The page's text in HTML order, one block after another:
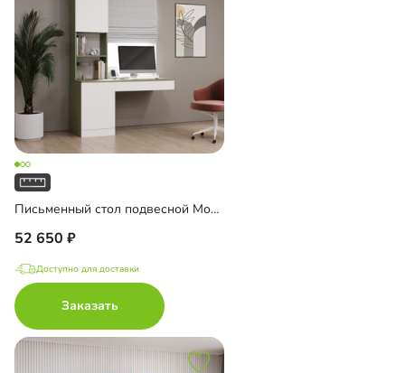
Письменный стол подвесной Мобаро-5
52 650
Доступно для доставки
Заказать